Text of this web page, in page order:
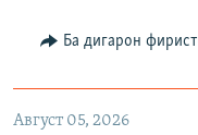
Ба дигарон
Август 05, 2026